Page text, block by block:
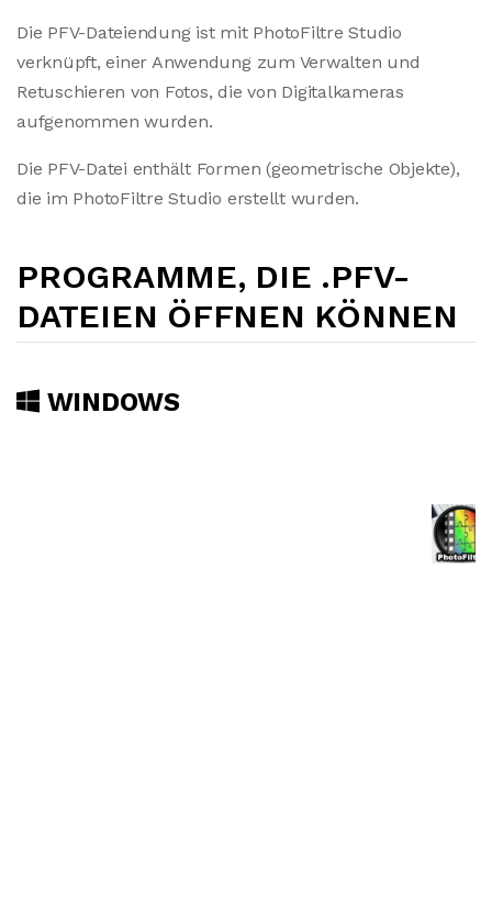
Die PFV-Dateiendung ist mit PhotoFiltre Studio
verknüpft, einer Anwendung zum Verwalten und
Retuschieren von Fotos, die von Digitalkameras
aufgenommen wurden.
Die PFV-Datei enthält Formen (geometrische Objekte),
die im PhotoFiltre Studio erstellt wurden.
PROGRAMME, DIE .PFV-
DATEIEN ÖFFNEN KÖNNEN
WINDOWS